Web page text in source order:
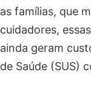
as famílias, que
cuidadores,
ainda geram
de Saúde (SUS)